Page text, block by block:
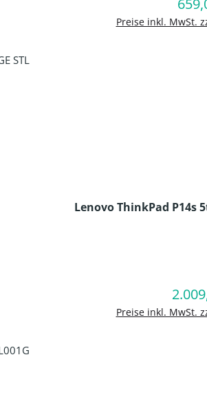
Preise inkl. MwSt.
In den
Lenovo ThinkPad P14s
Preise inkl. MwSt.
In den